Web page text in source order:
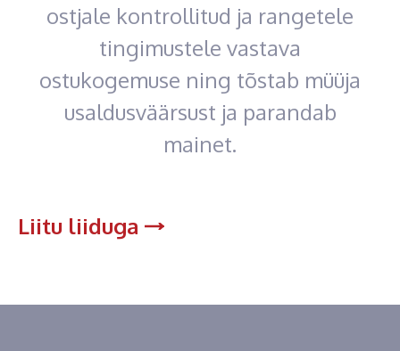
ostjale kontrollitud ja rangetele
tingimustele vastava
ostukogemuse ning tõstab müüja
usaldusväärsust ja parandab
mainet.
Liitu liiduga